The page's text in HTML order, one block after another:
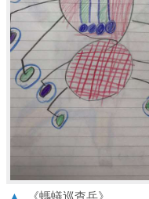
▲ 《螞蟻巡查兵》